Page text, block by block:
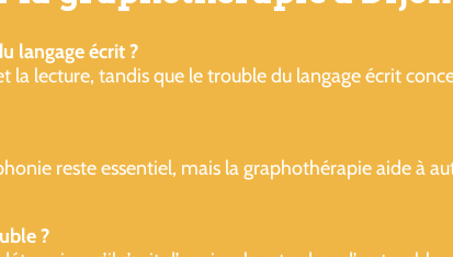
langage écrit ?
la lecture, tandis que le trouble du langage écrit
reste essentiel, mais la graphothérapie aide à
?